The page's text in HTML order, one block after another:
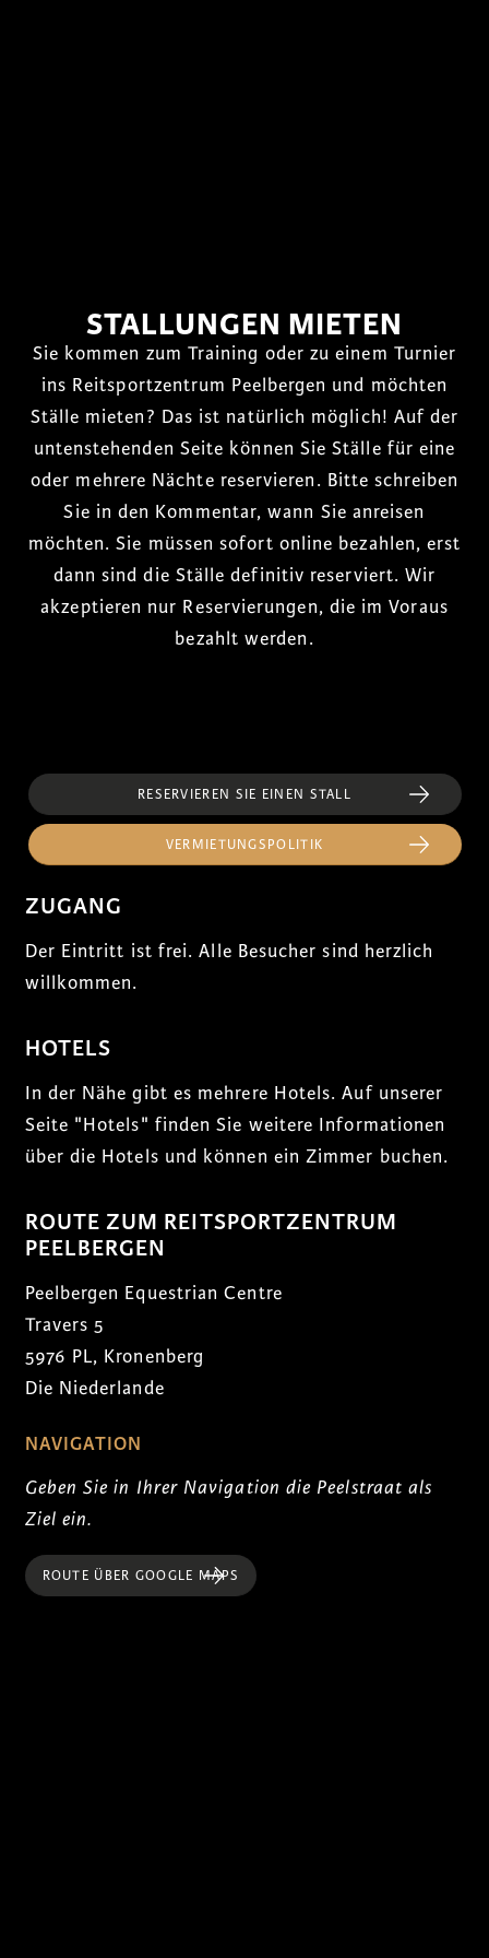
STALLUNGEN MIETEN
Sie kommen zum Training oder zu einem Turnier
ins Reitsportzentrum Peelbergen und möchten
Ställe mieten? Das ist natürlich möglich! Auf der
untenstehenden Seite können Sie Ställe für eine
oder mehrere Nächte reservieren. Bitte schreiben
Sie in den Kommentar, wann Sie anreisen
möchten. Sie müssen sofort online bezahlen, erst
dann sind die Ställe definitiv reserviert. Wir
akzeptieren nur Reservierungen, die im Voraus
bezahlt werden.
RESERVIEREN SIE EINEN STALL
VERMIETUNGSPOLITIK
ZUGANG
Der Eintritt ist frei. Alle Besucher sind herzlich
willkommen.
HOTELS
In der Nähe gibt es mehrere Hotels. Auf unserer
Seite "Hotels" finden Sie weitere Informationen
über die Hotels und können ein Zimmer buchen.
ROUTE ZUM REITSPORTZENTRUM
PEELBERGEN
Peelbergen Equestrian Centre
Travers 5
5976 PL, Kronenberg
Die Niederlande
NAVIGATION
Geben Sie in Ihrer Navigation die Peelstraat als
Ziel ein.
ROUTE ÜBER GOOGLE MAPS